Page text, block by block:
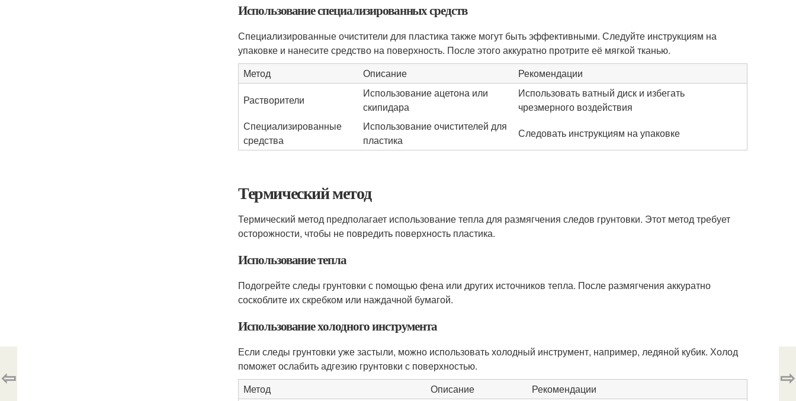
Использование специализированных средств
Специализированные очистители для пластика также могут быть эффективными. Следуйте инструкциям на
упаковке и нанесите средство на поверхность. После этого аккуратно протрите её мягкой тканью.
Метод
Описание
Рекомендации
Растворители
Использование ацетона или
скипидара
Использовать ватный диск и избегать
чрезмерного воздействия
Специализированные
средства
Использование очистителей для
пластика
Следовать инструкциям на упаковке
Термический метод
Термический метод предполагает использование тепла для размягчения следов грунтовки. Этот метод требует
осторожности, чтобы не повредить поверхность пластика.
Использование тепла
Подогрейте следы грунтовки с помощью фена или других источников тепла. После размягчения аккуратно
соскоблите их скребком или наждачной бумагой.
Использование холодного инструмента
Если следы грунтовки уже застыли, можно использовать холодный инструмент, например, ледяной кубик. Холод
поможет ослабить адгезию грунтовки с поверхностью.
Метод
Описание
Рекомендации
⇦ ⇨